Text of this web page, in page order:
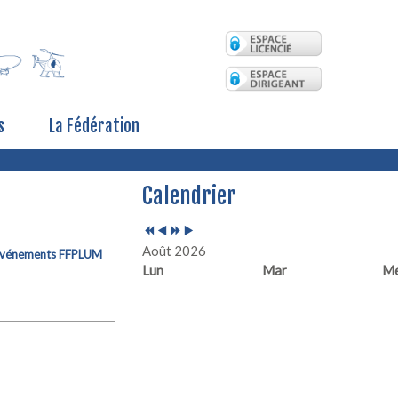
La Fédération
FFPLUM
Calendrier
Année
précédente
Mois
précédent
Année
suivante
Mois
suivant
Août 2026
Lun
Mar